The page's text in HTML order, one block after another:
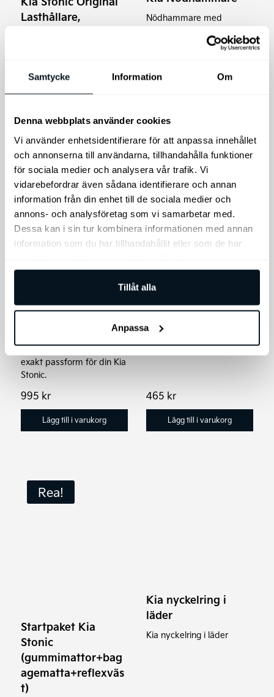
Samtycke Information Om
Denna webbplats använder cookies
Vi använder enhetsidentifierare för att anpassa innehållet
och annonserna till användarna, tillhandahålla funktioner
för sociala medier och analysera vår trafik. Vi
vidarebefordrar även sådana identifierare och annan
information från din enhet till de sociala medier och
annons- och analysföretag som vi samarbetar med.
Dessa kan i sin tur kombinera informationen med annan
information som du har tillhandahållit eller som de har
Tillåt alla
Anpassa
Lasthållare,
passform för din Kia
Lägg till i varukorg
Nödhammare med
Lägg till i varukorg
Bagagematta, plast
Skydda bagageutrymmet
bagagematta i plast, med
exakt passform för din Kia
Stonic.
995 kr
Lägg till i varukorg
Kia Första Hjälpen
Paket
Kia Safety Bag - var
förberedd om olyckan är
framme.
465 kr
Lägg till i varukorg
Rea!
Startpaket Kia
Stonic
(gummimattor+bag
agematta+reflexväs
t)
Kia nyckelring i
läder
Kia nyckelring i läder